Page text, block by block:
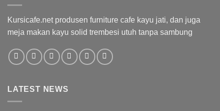
Kursicafe.net produsen furniture cafe kayu jati, dan juga
meja makan kayu solid trembesi utuh tanpa sambung
LATEST NEWS